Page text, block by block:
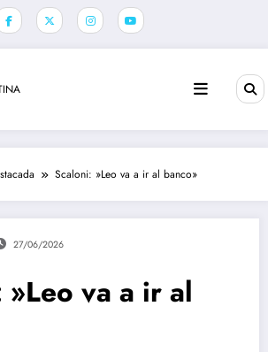
Scaloni: »Leo va a ir al banco»
27/06/2026
va a ir al